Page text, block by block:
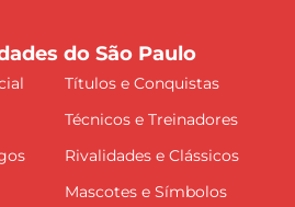
do São Paulo
Títulos e Conquistas
Técnicos e Treinadores
Rivalidades e Clássicos
Mascotes e Símbolos